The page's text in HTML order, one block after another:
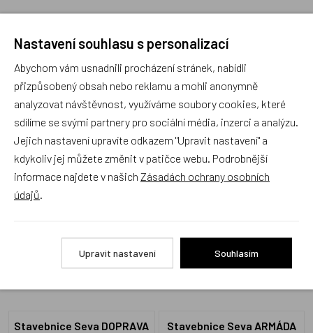
Recenze
Produkt zatím nemá žádné hodnocení,buďte první, kdo
produkt ohodnotí!
Přidat hodnocení
Stavebnice Seva DOPRAVA
Stavebnice Seva ARMÁDA
Nastavení souhlasu s personalizací
Abychom vám usnadnili procházení stránek, nabídli
přizpůsobený obsah nebo reklamu a mohli anonymně
analyzovat návštěvnost, využíváme soubory cookies, které
sdílíme se svými partnery pro sociální média, inzerci a analýzu.
Jejich nastavení upravíte odkazem "Upravit nastavení" a
kdykoliv jej můžete změnit v patičce webu. Podrobnější
informace najdete v našich Zásadách ochrany osobních
údajů
Upravit nastavení Souhlasím